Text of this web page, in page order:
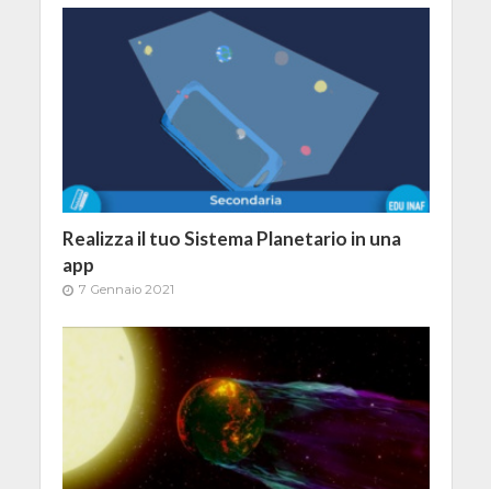
Realizza il tuo Sistema Planetario in una
app
7 Gennaio 2021